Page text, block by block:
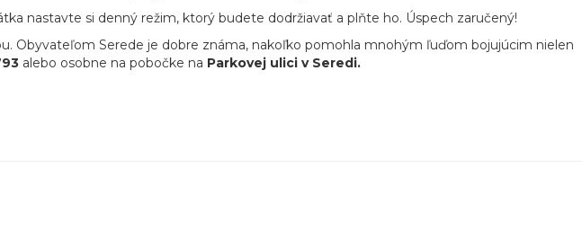
nastavte si denný režim, ktorý budete dodržiavať a plňte ho. Úspech zaručený!
Obyvateľom Serede je dobre známa, nakoľko pomohla mnohým ľuďom bojujúcim nielen
alebo osobne na pobočke na Parkovej ulici v Seredi.